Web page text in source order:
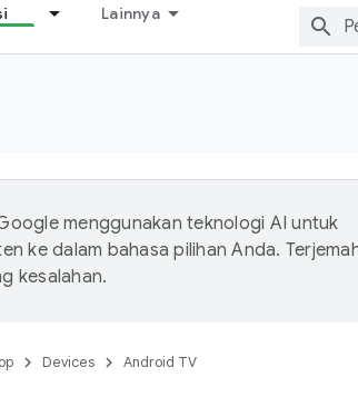
Lainnya
menggunakan teknologi AI untuk
ke dalam bahasa pilihan Anda.
kesalahan.
Devices Android TV